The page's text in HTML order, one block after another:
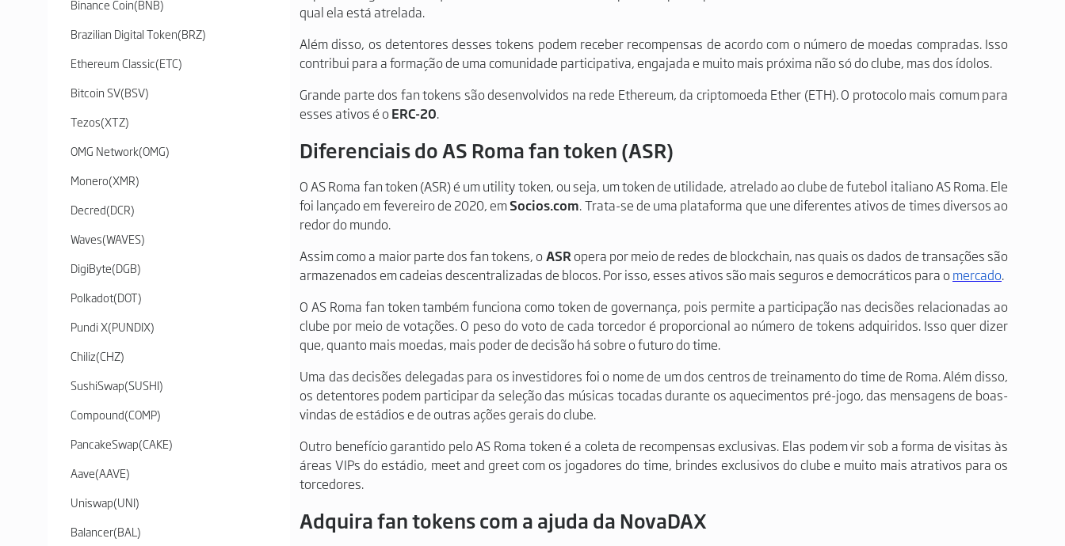
Binance Coin(BNB)
Brazilian Digital Token(BRZ)
Ethereum Classic(ETC)
Bitcoin SV(BSV)
Tezos(XTZ)
OMG Network(OMG)
Monero(XMR)
Decred(DCR)
Waves(WAVES)
DigiByte(DGB)
Polkadot(DOT)
Pundi X(PUNDIX)
Chiliz(CHZ)
SushiSwap(SUSHI)
Compound(COMP)
PancakeSwap(CAKE)
Aave(AAVE)
Uniswap(UNI)
Balancer(BAL)
qual ela está atrelada.
Além disso, os detentores desses tokens podem receber recompensas de acordo com o número de moedas compradas. Isso
contribui para a formação de uma comunidade participativa, engajada e muito mais próxima não só do clube, mas dos ídolos.
Grande parte dos fan tokens são desenvolvidos na rede Ethereum, da criptomoeda Ether (ETH). O protocolo mais comum para
esses ativos é oERC-20.
Diferenciais do AS Roma fan token (ASR)
O AS Roma fan token (ASR) é um utility token, ou seja, um token de utilidade, atrelado ao clube de futebol italiano AS Roma. Ele
foi lançado em fevereiro de 2020, emSocios.com. Trata-se de uma plataforma que une diferentes ativos de times diversos ao
redor do mundo.
Assim como a maior parte dos fan tokens, oASRopera por meio de redes de blockchain, nas quais os dados de transações são
armazenados em cadeias descentralizadas de blocos. Por isso, esses ativos são mais seguros e democráticos para omercado.
O AS Roma fan token também funciona como token de governança, pois permite a participação nas decisões relacionadas ao
clube por meio de votações. O peso do voto de cada torcedor é proporcional ao número de tokens adquiridos. Isso quer dizer
que, quanto mais moedas, mais poder de decisão há sobre o futuro do time.
Uma das decisões delegadas para os investidores foi o nome de um dos centros de treinamento do time de Roma. Além disso,
os detentores podem participar da seleção das músicas tocadas durante os aquecimentos pré-jogo, das mensagens de boas-
vindas de estádios e de outras ações gerais do clube.
Outro benefício garantido pelo AS Roma token é a coleta de recompensas exclusivas. Elas podem vir sob a forma de visitas às
áreas VIPs do estádio, meet and greetcom os jogadores do time, brindes exclusivos do clube e muito mais atrativos para os
torcedores.
Adquira fan tokens com a ajuda da NovaDAX